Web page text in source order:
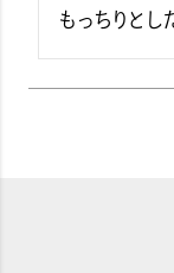
もっちりと